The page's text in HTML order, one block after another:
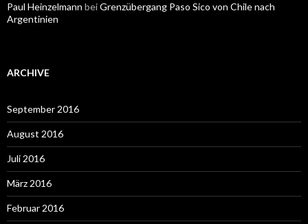
Paul Heinzelmann beiGrenzübergang Paso Sico von Chile nach
Argentinien
ARCHIVE
September 2016
August 2016
Juli 2016
März 2016
Februar 2016